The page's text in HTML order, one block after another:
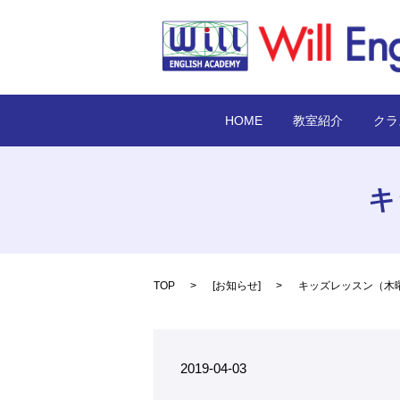
HOME 教室紹介 ク
TOP [お知らせ] キッズレッスン（木
2019-04-03